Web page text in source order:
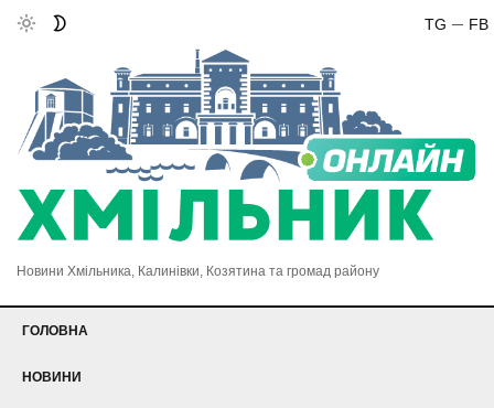
FB
TG
Новини Хмільника, Калинівки, Козятина та громад району
ГОЛОВНА
НОВИНИ